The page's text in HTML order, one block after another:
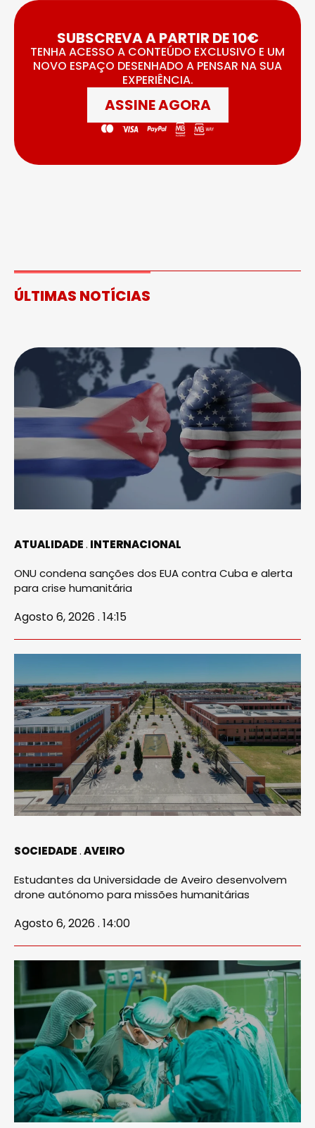
SUBSCREVA A PARTIR DE 10€
TENHA ACESSO A CONTEÚDO EXCLUSIVO E UM
NOVO ESPAÇO DESENHADO A PENSAR NA SUA
EXPERIÊNCIA.
ASSINE AGORA
ÚLTIMAS NOTÍCIAS
ATUALIDADE INTERNACIONAL
ONU condena sanções dos EUA contra Cuba e alerta
para crise humanitária
Agosto 6, 2026 . 14:15
SOCIEDADE AVEIRO
Estudantes da Universidade de Aveiro desenvolvem
drone autónomo para missões humanitárias
Agosto 6, 2026 . 14:00